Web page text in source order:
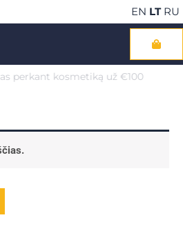
EN LT RU
Cart
perkant kosmetiką už €100
IŠPARDAVIMAS